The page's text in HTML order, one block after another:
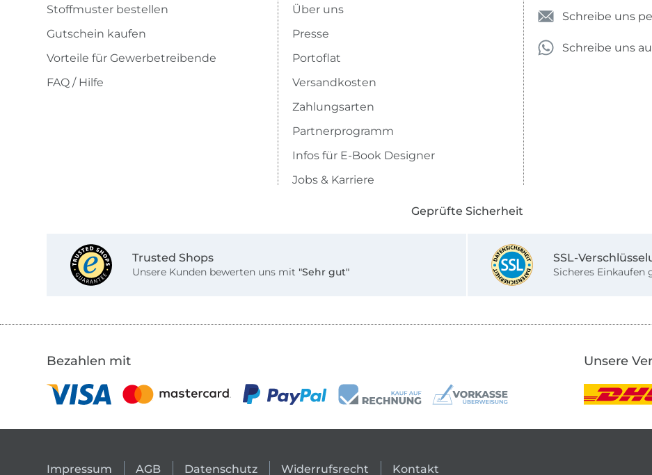
Stoffmuster bestellen
Gutschein kaufen
Vorteile für Gewerbetreibende
FAQ / Hilfe
Über uns
Presse
Portoflat
Versandkosten
Zahlungsarten
Partnerprogramm
Infos für E-Book Designer
Jobs & Karriere
Schreibe uns
Schreibe uns
Geprüfte Sicherheit
Trusted Shops
Unsere Kunden bewerten uns mit "Sehr gut"
SSL-
Sicheres Einkaufen
Bezahlen mit Unsere
Impressum AGB Datenschutz Widerrufsrecht Kontakt